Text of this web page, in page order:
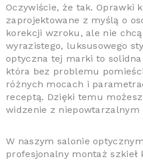
Oczywiście, że tak. Oprawki
zaprojektowane z myślą o
korekcji wzroku, ale nie
wyrazistego, luksusowego
optyczna tej marki to
która bez problemu
różnych mocach i
receptą. Dzięki temu możesz
widzenie z niepowtarzalnym
W naszym salonie
profesjonalny montaż szkieł